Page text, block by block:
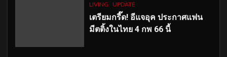
LIVING UPDATE
เตรียมกรี๊ด! อีแจอุค ประกาศแฟน
มีตติ้งในไทย 4 กพ 66 นี้